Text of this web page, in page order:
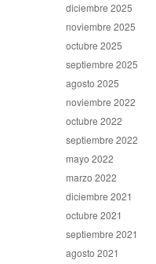
diciembre 2025
noviembre 2025
octubre 2025
septiembre 2025
agosto 2025
noviembre 2022
octubre 2022
septiembre 2022
mayo 2022
marzo 2022
diciembre 2021
octubre 2021
septiembre 2021
agosto 2021